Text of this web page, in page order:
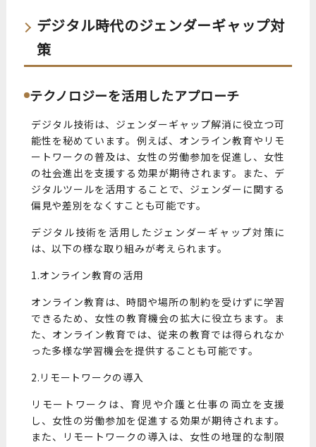
デジタル時代のジェンダーギャップ対
策
テクノロジーを活用したアプローチ
デジタル技術は、ジェンダーギャップ解消に役立つ可
能性を秘めています。例えば、オンライン教育やリモ
ートワークの普及は、女性の労働参加を促進し、女性
の社会進出を支援する効果が期待されます。また、デ
ジタルツールを活用することで、ジェンダーに関する
偏見や差別をなくすことも可能です。
デジタル技術を活用したジェンダーギャップ対策に
は、以下の様な取り組みが考えられます。
1.オンライン教育の活用
オンライン教育は、時間や場所の制約を受けずに学習
できるため、女性の教育機会の拡大に役立ちます。ま
た、オンライン教育では、従来の教育では得られなか
った多様な学習機会を提供することも可能です。
2.リモートワークの導入
リモートワークは、育児や介護と仕事の両立を支援
し、女性の労働参加を促進する効果が期待されます。
また、リモートワークの導入は、女性の地理的な制限